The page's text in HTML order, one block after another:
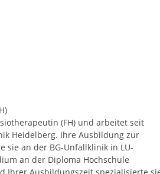
(FH) und arbeitet seit
Heidelberg. Ihre Ausbildung zur
sie an der BG-Unfallklinik in LU-
an der Diploma Hochschule
Ihrer Ausbildungszeit spezialisierte